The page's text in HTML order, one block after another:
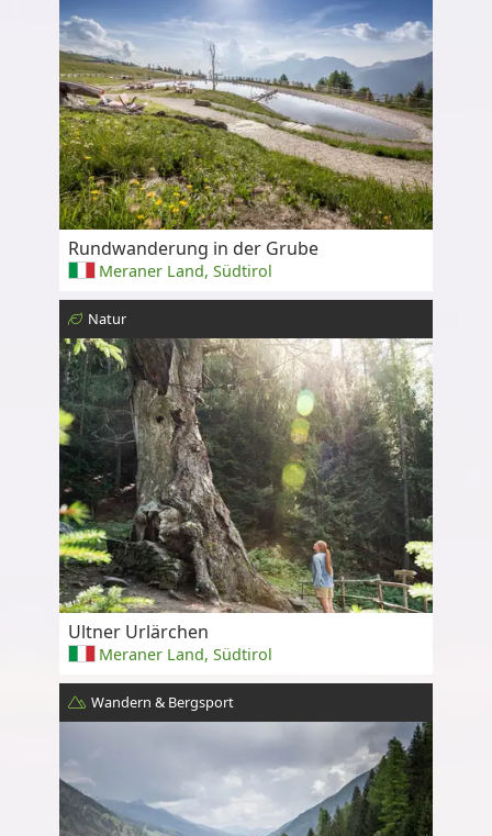
Rundwanderung in der Grube
Meraner Land, Südtirol
Natur
Ultner Urlärchen
Meraner Land, Südtirol
Wandern & Bergsport